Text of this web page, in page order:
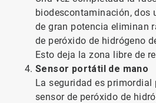
biodescontaminación, dos
de gran potencia eliminan
de peróxido de hidrógeno
Esto deja la zona libre de
Sensor portátil de mano
La seguridad es primordial
sensor de peróxido de